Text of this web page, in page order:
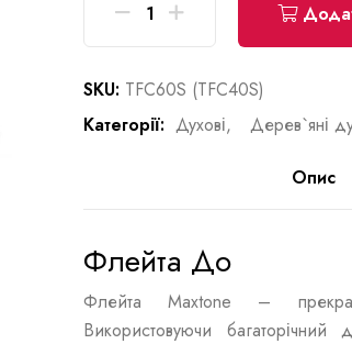
SKU: TFC60S (TFC40S)
Категорії: Духові, Дерев`яні
Опис
Флейта До
Флейта Maxtone –
Використовуючи багаторічний